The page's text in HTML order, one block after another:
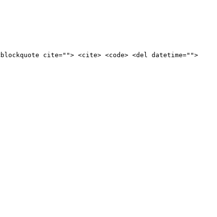
cite=""> <cite> <code> <del datetime="">